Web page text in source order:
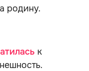
родину.
к